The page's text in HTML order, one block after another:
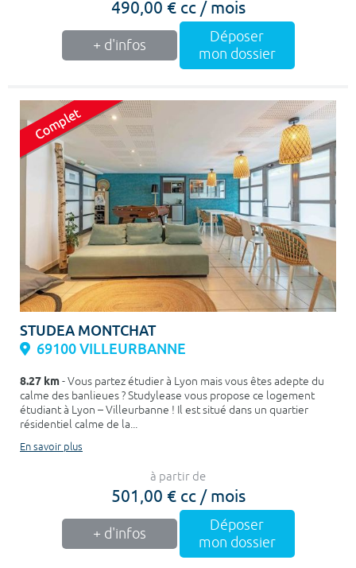
490,00 € cc / mois
+ d'infos
Déposer
mon dossier
STUDEA MONTCHAT
69100 VILLEURBANNE
8.27 km- Vous partez étudier à Lyon mais vous êtes adepte du
calme des banlieues ? Studylease vous propose ce logement
étudiant à Lyon – Villeurbanne ! Il est situé dans un quartier
résidentiel calme de la...
En savoir plus
à partir de
501,00 € cc / mois
+ d'infos
Déposer
mon dossier